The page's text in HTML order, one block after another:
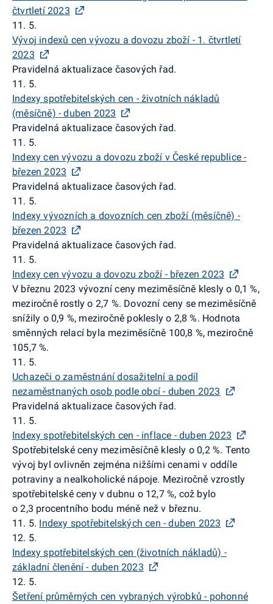
čtvrtletí 2023
11. 5.
Vývoj indexů cen vývozu a dovozu zboží - 1. čtvrtletí
2023
Pravidelná aktualizace časových řad.
11. 5.
Indexy spotřebitelských cen - životních nákladů
(měsíčně) - duben 2023
Pravidelná aktualizace časových řad.
11. 5.
Indexy cen vývozu a dovozu zboží v České republice -
březen 2023
Pravidelná aktualizace časových řad.
11. 5.
Indexy vývozních a dovozních cen zboží (měsíčně) -
březen 2023
Pravidelná aktualizace časových řad.
11. 5.
Indexy cen vývozu a dovozu zboží - březen 2023
V březnu 2023 vývozní ceny meziměsíčně klesly o 0,1 %,
meziročně rostly o 2,7 %. Dovozní ceny se meziměsíčně
snížily o 0,9 %, meziročně poklesly o 2,8 %. Hodnota
směnných relací byla meziměsíčně 100,8 %, meziročně
105,7 %.
11. 5.
Uchazeči o zaměstnání dosažitelní a podíl
nezaměstnaných osob podle obcí - duben 2023
Pravidelná aktualizace časových řad.
11. 5.
Indexy spotřebitelských cen - inflace - duben 2023
Spotřebitelské ceny meziměsíčně klesly o 0,2 %. Tento
vývoj byl ovlivněn zejména nižšími cenami v oddíle
potraviny a nealkoholické nápoje. Meziročně vzrostly
spotřebitelské ceny v dubnu o 12,7 %, což bylo
o 2,3 procentního bodu méně než v březnu.
11. 5. Indexy spotřebitelských cen - duben 2023
12. 5.
Indexy spotřebitelských cen (životních nákladů) -
základní členění - duben 2023
12. 5.
Šetření průměrných cen vybraných výrobků - pohonné